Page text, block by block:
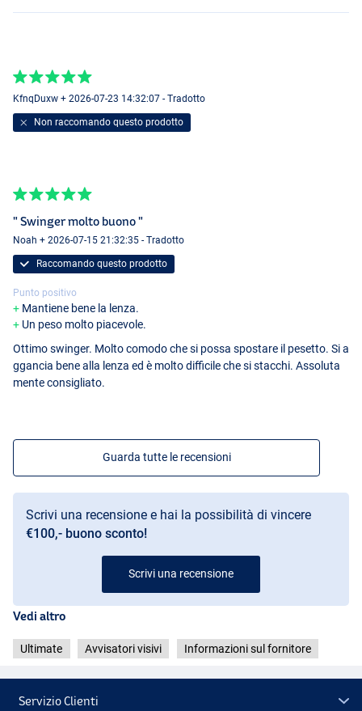
KfnqDuxw + 2026-07-23 14:32:07 - Tradotto
Non raccomando questo prodotto
" Swinger molto buono "
Noah + 2026-07-15 21:32:35 - Tradotto
Raccomando questo prodotto
Punto positivo
Mantiene bene la lenza.
Un peso molto piacevole.
Ottimo swinger. Molto comodo che si possa spostare il pesetto. Si a
ggancia bene alla lenza ed è molto difficile che si stacchi. Assoluta
mente consigliato.
Guarda tutte le recensioni
Scrivi una recensione e hai la possibilità di vincere
€100,- buono sconto!
Scrivi una recensione
Vedi altro
Ultimate Avvisatori visivi Informazioni sul fornitore
Servizio Clienti